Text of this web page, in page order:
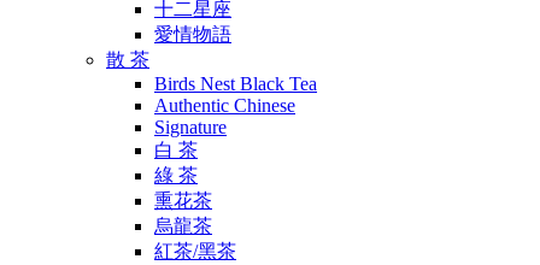
十二星座
愛情物語
散 茶
Birds Nest Black Tea
Authentic Chinese
Signature
白 茶
綠 茶
熏花茶
烏龍茶
紅茶/黑茶